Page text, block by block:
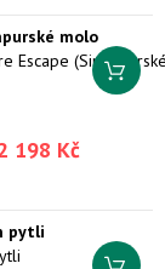
molo
198 Kč
pytli